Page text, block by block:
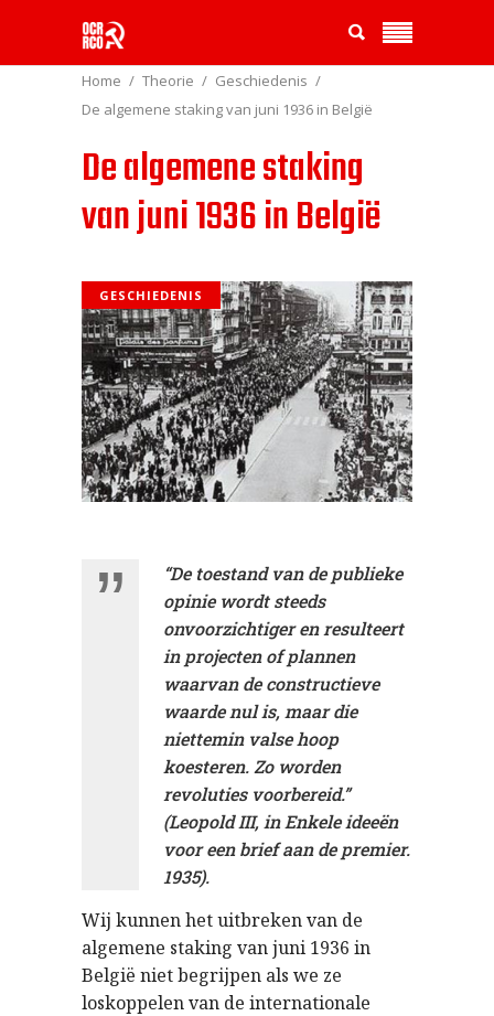
Home Theorie
Geschiedenis
De algemene staking van juni 1936 in België
De algemene staking
van juni 1936 in België
GESCHIEDENIS
“De toestand van de publieke
opinie wordt steeds
onvoorzichtiger en resulteert
in projecten of plannen
waarvan de constructieve
waarde nul is, maar die
niettemin valse hoop
koesteren. Zo worden
revoluties voorbereid.”
(Leopold III, in Enkele ideeën
voor een brief aan de premier.
1935).
Wij kunnen het uitbreken van de
algemene staking van juni 1936 in
België niet begrijpen als we ze
loskoppelen van de internationale